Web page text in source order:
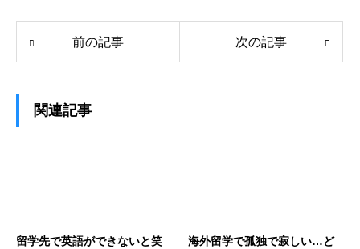
前の記事 次の記事
関連記事
留学先で英語ができないと笑
海外留学で孤独で寂しい…ど